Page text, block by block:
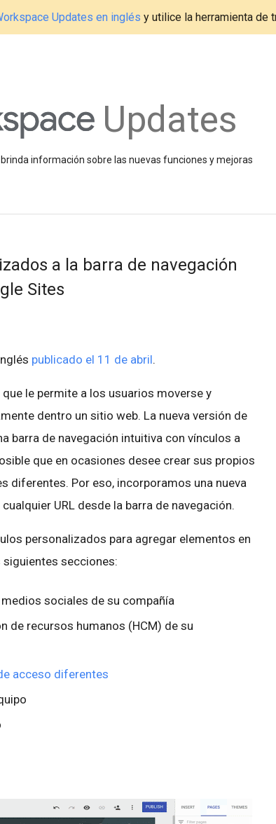
Updates en inglés y utilice la herramienta de
Updates
información sobre las nuevas funciones y mejoras
a la barra de navegación
Sites
publicado el 11 de abril.
le permite a los usuarios moverse y
dentro un sitio web. La nueva versión de
barra de navegación intuitiva con vínculos a
que en ocasiones desee crear sus propios
diferentes. Por eso, incorporamos una nueva
URL desde la barra de navegación.
personalizados para agregar elementos en
siguientes secciones:
sociales de su compañía
de recursos humanos (HCM) de su
acceso diferentes